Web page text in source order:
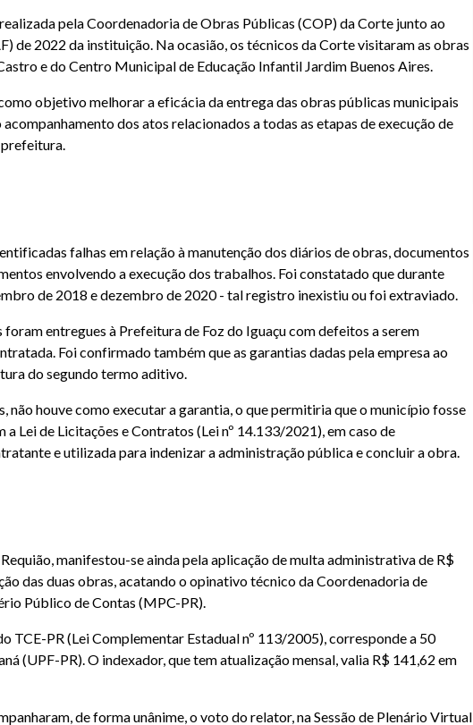
pela Coordenadoria de Obras Públicas (COP) da Corte junto ao
de 2022 da instituição. Na ocasião, os técnicos da Corte visitaram as obras
e do Centro Municipal de Educação Infantil Jardim Buenos Aires.
objetivo melhorar a eficácia da entrega das obras públicas municipais
dos atos relacionados a todas as etapas de execução de
falhas em relação à manutenção dos diários de obras, documentos
envolvendo a execução dos trabalhos. Foi constatado que durante
de 2018 e dezembro de 2020 - tal registro inexistiu ou foi extraviado.
entregues à Prefeitura de Foz do Iguaçu com defeitos a serem
Foi confirmado também que as garantias dadas pela empresa ao
do segundo termo aditivo.
não houve como executar a garantia, o que permitiria que o município fosse
Lei de Licitações e Contratos (Lei nº 14.133/2021), em caso de
e utilizada para indenizar a administração pública e concluir a obra.
manifestou-se ainda pela aplicação de multa administrativa de R$
das duas obras, acatando o opinativo técnico da Coordenadoria de
Público de Contas (MPC-PR).
TCE-PR (Lei Complementar Estadual nº 113/2005), corresponde a 50
(UPF-PR). O indexador, que tem atualização mensal, valia R$ 141,62 em
de forma unânime, o voto do relator, na Sessão de Plenário Virtual